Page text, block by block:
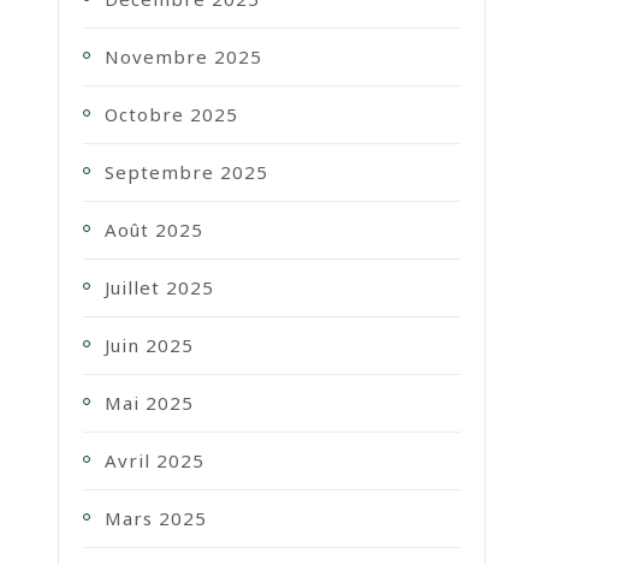
Novembre 2025
Octobre 2025
Septembre 2025
Août 2025
Juillet 2025
Juin 2025
Mai 2025
Avril 2025
Mars 2025